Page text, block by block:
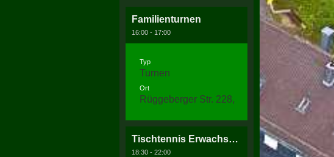
Familienturnen
16:00 - 17:00
Typ
Turnen
Ort
Rüggeberger Str. 228, 58256 Ennepetal
Tischtennis Erwachsenentraining
18:30 - 22:00